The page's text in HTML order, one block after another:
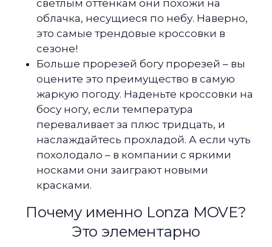
светлым оттенкам они похожи на
облачка, несущиеся по небу. Наверно,
это самые трендовые кроссовки в
сезоне!
Больше прорезей богу прорезей – вы
оцените это преимущество в самую
жаркую погоду. Наденьте кроссовки на
босу ногу, если температура
переваливает за плюс тридцать, и
наслаждайтесь прохладой. А если чуть
похолодало – в компании с яркими
носками они заиграют новыми
красками.
Почему именно Lonza MOVE?
Это элементарно